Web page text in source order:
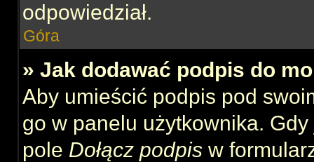
odpowiedział.
Góra
» Jak dodawać podpis do
Aby umieścić podpis pod
go w panelu użytkownika.
pole Dołącz podpis w